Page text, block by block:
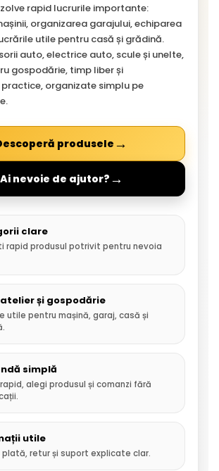
rapid lucrurile importante:
organizarea garajului, echiparea
utile pentru casă și grădină.
auto, electrice auto, scule și unelte,
gospodărie, timp liber și
organizate simplu pe
produsele →
Ai nevoie de ajutor? →
clare
rapid produsul potrivit pentru nevoia
și gospodărie
utile pentru mașină, garaj, casă și
simplă
alegi produsul și comanzi fără
utile
plată, retur și suport explicate clar.